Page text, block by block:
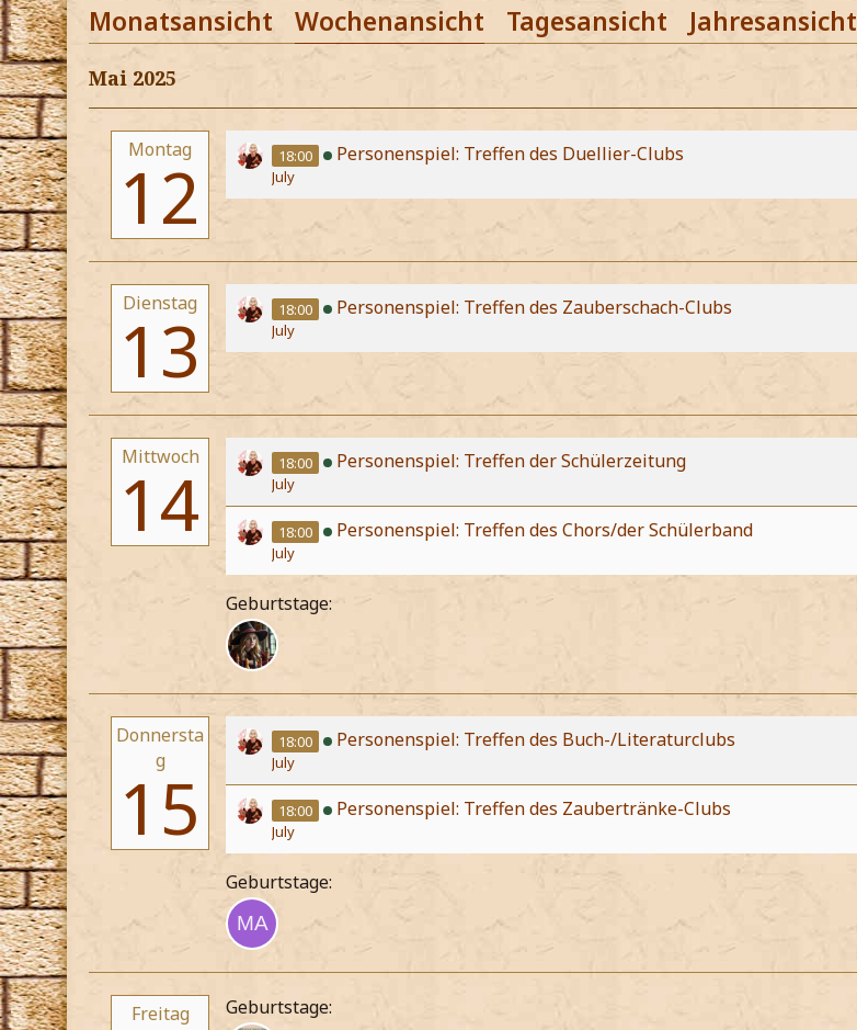
Monatsansicht Wochenansicht Tagesansicht Jahresansicht
Mai 2025
Montag
12 18:00 Personenspiel: Treffen des Duellier-Clubs
July
Dienstag
13 18:00 Personenspiel: Treffen des Zauberschach-Clubs
July
Mittwoch
14 18:00 Personenspiel: Treffen der Schülerzeitung
July
18:00 Personenspiel: Treffen des Chors/der Schülerband
July
Geburtstage:
Donnersta
g
15
18:00 Personenspiel: Treffen des Buch-/Literaturclubs
July
18:00 Personenspiel: Treffen des Zaubertränke-Clubs
July
Geburtstage:
Freitag Geburtstage: